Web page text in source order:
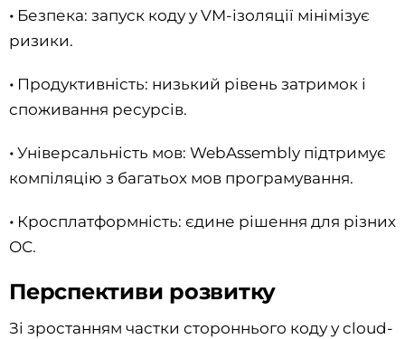
• Безпека: запуск коду у VM-ізоляції мінімізує
ризики.
• Продуктивність: низький рівень затримок і
споживання ресурсів.
• Універсальність мов: WebAssembly підтримує
компіляцію з багатьох мов програмування.
• Кросплатформність: єдине рішення для різних
ОС.
Перспективи розвитку
Зі зростанням частки стороннього коду у cloud-